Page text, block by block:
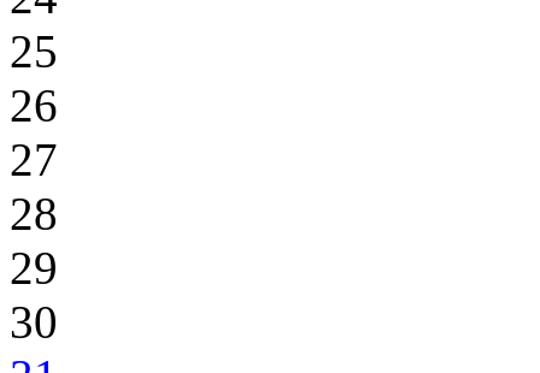
25
26
27
28
29
30